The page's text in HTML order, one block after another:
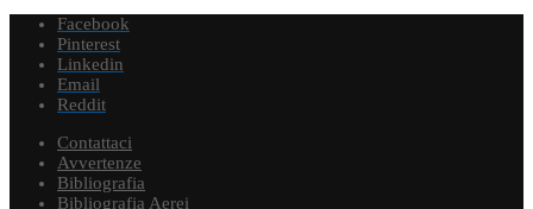
Facebook
Pinterest
Linkedin
Email
Reddit
Contattaci
Avvertenze
Bibliografia
Bibliografia Aerei